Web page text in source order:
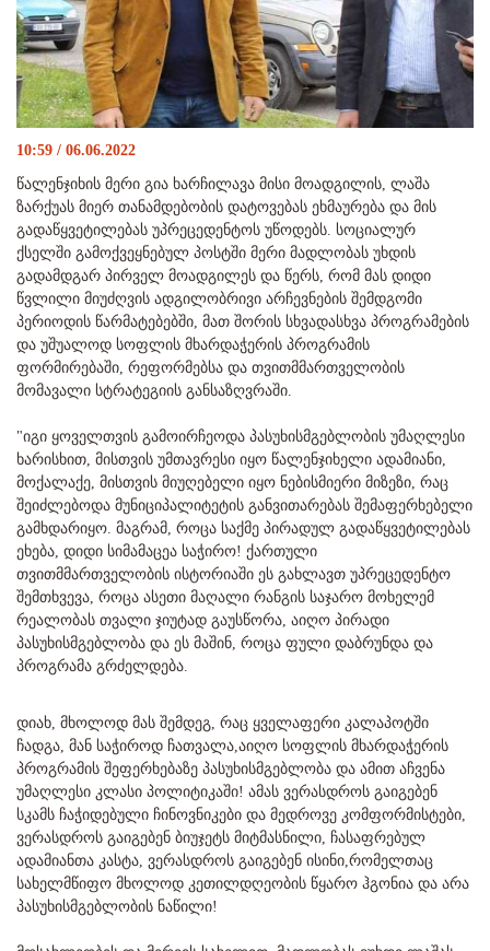
10:59 / 06.06.2022
წალენჯიხის მერი გია ხარჩილავა მისი მოადგილის, ლაშა
ზარქუას მიერ თანამდებობის დატოვებას ეხმაურება და მის
გადაწყვეტილებას უპრეცედენტოს უწოდებს. სოციალურ
ქსელში გამოქვეყნებულ პოსტში მერი მადლობას უხდის
გადამდგარ პირველ მოადგილეს და წერს, რომ მას დიდი
წვლილი მიუძღვის ადგილობრივი არჩევნების შემდგომი
პერიოდის წარმატებებში, მათ შორის სხვადასხვა პროგრამების
და უშუალოდ სოფლის მხარდაჭერის პროგრამის
ფორმირებაში, რეფორმებსა და თვითმმართველობის
მომავალი სტრატეგიის განსაზღვრაში.
"იგი ყოველთვის გამოირჩეოდა პასუხისმგებლობის უმაღლესი
ხარისხით, მისთვის უმთავრესი იყო წალენჯიხელი ადამიანი,
მოქალაქე, მისთვის მიუღებელი იყო ნებისმიერი მიზეზი, რაც
შეიძლებოდა მუნიციპალიტეტის განვითარებას შემაფერხებელი
გამხდარიყო. მაგრამ, როცა საქმე პირადულ გადაწყვეტილებას
ეხება, დიდი სიმამაცეა საჭირო! ქართული
თვითმმართველობის ისტორიაში ეს გახლავთ უპრეცედენტო
შემთხვევა, როცა ასეთი მაღალი რანგის საჯარო მოხელემ
რეალობას თვალი ჯიუტად გაუსწორა, აიღო პირადი
პასუხისმგებლობა და ეს მაშინ, როცა ფული დაბრუნდა და
პროგრამა გრძელდება.
დიახ, მხოლოდ მას შემდეგ, რაც ყველაფერი კალაპოტში
ჩადგა, მან საჭიროდ ჩათვალა,აიღო სოფლის მხარდაჭერის
პროგრამის შეფერხებაზე პასუხისმგებლობა და ამით აჩვენა
უმაღლესი კლასი პოლიტიკაში! ამას ვერასდროს გაიგებენ
სკამს ჩაჭიდებული ჩინოვნიკები და მედროვე კომფორმისტები,
ვერასდროს გაიგებენ ბიუჯეტს მიტმასნილი, ჩასაფრებულ
ადამიანთა კასტა, ვერასდროს გაიგებენ ისინი,რომელთაც
სახელმწიფო მხოლოდ კეთილდღეობის წყარო ჰგონია და არა
პასუხისმგებლობის ნაწილი!